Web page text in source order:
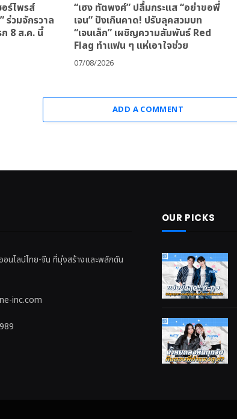
ร์ไพรส์
ร่วมจักรวาล
ก 8 ส.ค. นี้
“เฮง ทัตพงศ์” ปลื้มกระแส “อย่าขอพี่
เจน” ปังเกินคาด! ปรับลุคสวมบท
“เจนเล็ก” เผชิญความสัมพันธ์ Red
Flag ทำแฟน ๆ แห่เอาใจช่วย
07/08/2026
ADD A COMMENT
นไลน์ไทย-จีน ที่มุ่งสร้างและพลักดัน
inc.com
OUR PICKS